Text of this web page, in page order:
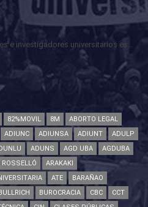
e investigadores universitarios es...
82%MOVIL 8M
ABORTO LEGAL
ADIUNC ADIUNSA ADIUNT
ADULP
ADUNS AGD UBA
AGDUBA
ARAKAKI
ATE
BARAÑAO
BUROCRACIA CBC
CCT